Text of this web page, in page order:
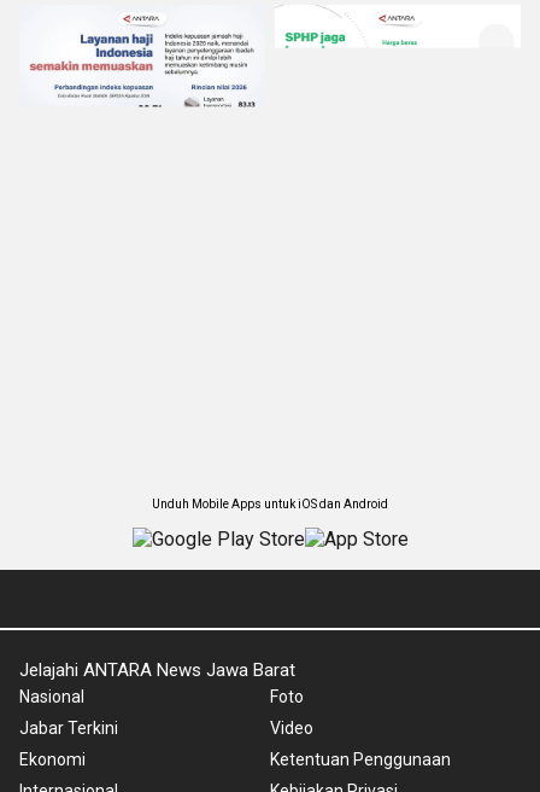
Unduh Mobile Apps untuk iOS dan Android
Jelajahi ANTARA News Jawa Barat
Nasional
Jabar Terkini
Ekonomi
Foto
Video
Ketentuan Penggunaan